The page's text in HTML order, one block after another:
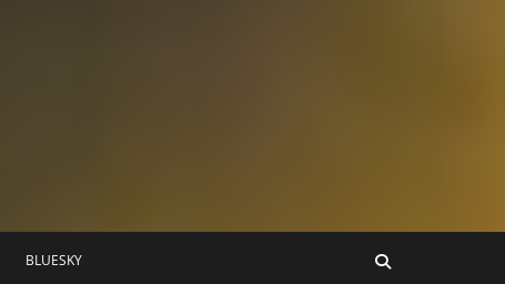
BLUESKY